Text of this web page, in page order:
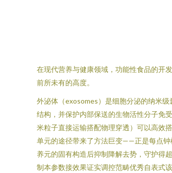
在现代营养与健康领域，功能性食品的开
前所未有的高度。
外泌体（exosomes）是细胞分泌的纳米
结构，并保护内部保送的生物活性分子免
米粒子直接运输搭配物理穿透）可以高效
单元的途径带来了方法巨变——正是每点钟
养元的固有构造后抑制降解去势，守护得
制本参数接效果证实调控范畴优秀自表式